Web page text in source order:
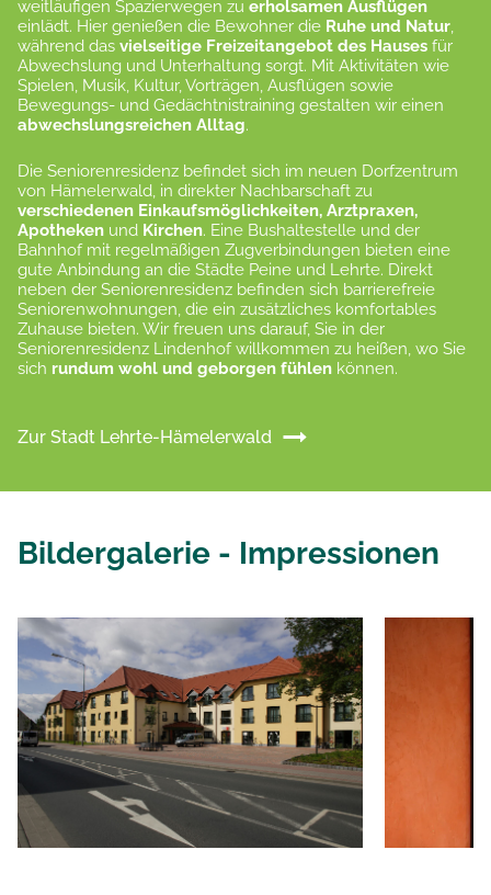
weitläufigen Spazierwegen zu erholsamen Ausflügen
einlädt. Hier genießen die Bewohner die Ruhe und Natur,
während das vielseitige Freizeitangebot des Hauses für
Abwechslung und Unterhaltung sorgt. Mit Aktivitäten wie
Spielen, Musik, Kultur, Vorträgen, Ausflügen sowie
Bewegungs- und Gedächtnistraining gestalten wir einen
abwechslungsreichen Alltag.
Die Seniorenresidenz befindet sich im neuen Dorfzentrum
von Hämelerwald, in direkter Nachbarschaft zu
verschiedenen Einkaufsmöglichkeiten, Arztpraxen,
Apotheken und Kirchen. Eine Bushaltestelle und der
Bahnhof mit regelmäßigen Zugverbindungen bieten eine
gute Anbindung an die Städte Peine und Lehrte. Direkt
neben der Seniorenresidenz befinden sich barrierefreie
Seniorenwohnungen, die ein zusätzliches komfortables
Zuhause bieten. Wir freuen uns darauf, Sie in der
Seniorenresidenz Lindenhof willkommen zu heißen, wo Sie
sich rundum wohl und geborgen fühlen können.
Zur Stadt Lehrte-Hämelerwald
Bildergalerie - Impressionen